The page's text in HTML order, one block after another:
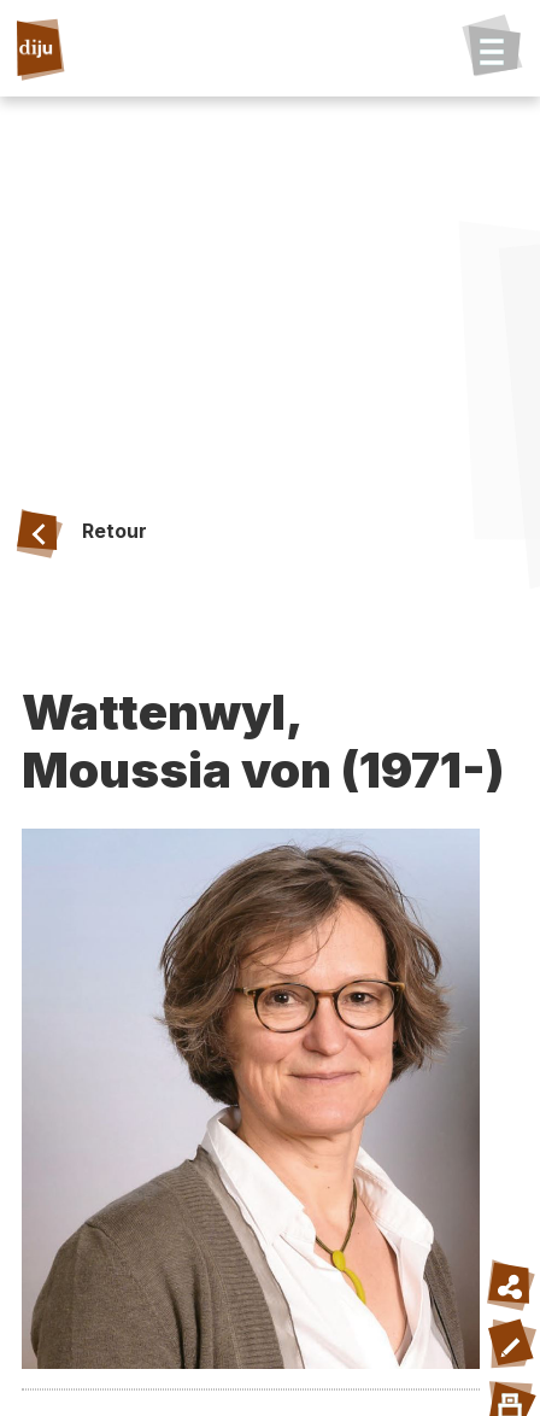
Retour
Wattenwyl,
Moussia von (1971-)